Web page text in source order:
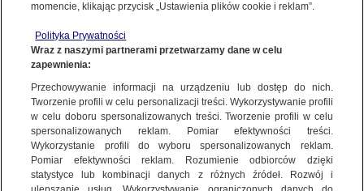
Czyta lektor AI
momencie, klikając przycisk „Ustawienia plików cookie i reklam”.
Polityka Prywatności
Wraz z naszymi partnerami przetwarzamy dane w celu
zapewnienia:
Przechowywanie informacji na urządzeniu lub dostęp do nich.
Tworzenie profili w celu personalizacji treści. Wykorzystywanie profili
w celu doboru spersonalizowanych treści. Tworzenie profili w celu
spersonalizowanych reklam. Pomiar efektywności treści.
Wykorzystanie profili do wyboru spersonalizowanych reklam.
Pomiar efektywności reklam. Rozumienie odbiorców dzięki
statystyce lub kombinacji danych z różnych źródeł. Rozwój i